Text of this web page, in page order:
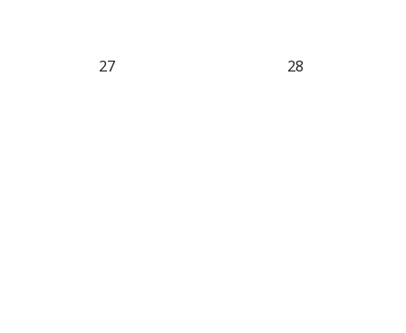
27 28